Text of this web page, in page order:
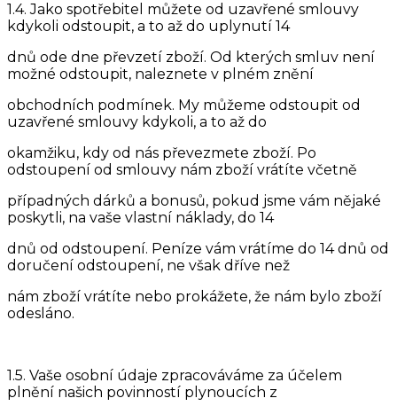
1.4. Jako spotřebitel můžete od uzavřené smlouvy
kdykoli odstoupit, a to až do uplynutí 14
dnů ode dne převzetí zboží. Od kterých smluv není
možné odstoupit, naleznete v plném znění
obchodních podmínek. My můžeme odstoupit od
uzavřené smlouvy kdykoli, a to až do
okamžiku, kdy od nás převezmete zboží. Po
odstoupení od smlouvy nám zboží vrátíte včetně
případných dárků a bonusů, pokud jsme vám nějaké
poskytli, na vaše vlastní náklady, do 14
dnů od odstoupení. Peníze vám vrátíme do 14 dnů od
doručení odstoupení, ne však dříve než
nám zboží vrátíte nebo prokážete, že nám bylo zboží
odesláno.
1.5. Vaše osobní údaje zpracováváme za účelem
plnění našich povinností plynoucích z